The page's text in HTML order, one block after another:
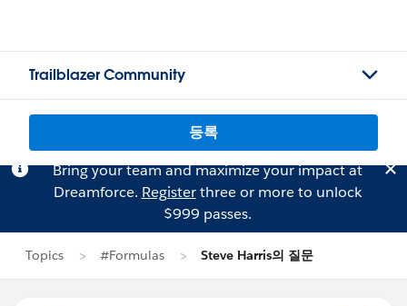
Trailblazer Community
등록
Bring your team and maximize your impact at
Dreamforce. Registerthree or more to unlock
$999 passes.
Topics #Formulas Steve Harris의 질문